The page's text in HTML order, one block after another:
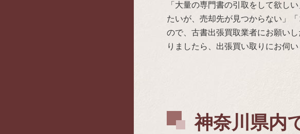
「大量の専門書の引取をして欲し
たいが、売却先が見つからない」
ので、古書出張買取業者にお願い
りましたら、出張買い取りにお伺い
神奈川県内